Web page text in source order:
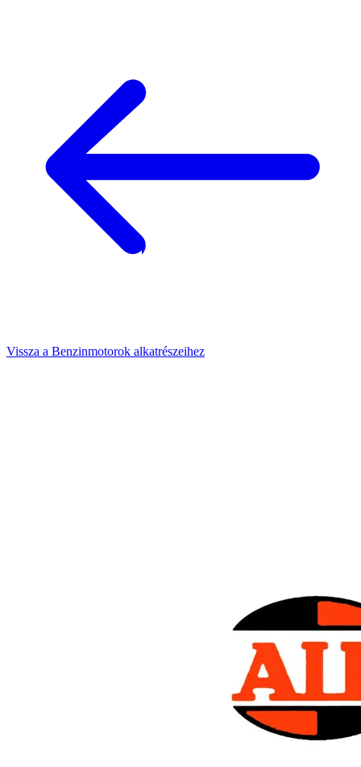
Vissza a Benzinmotorok alkatrészeihez